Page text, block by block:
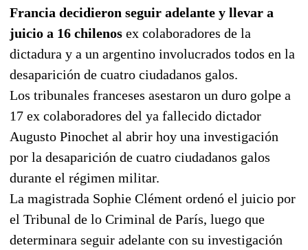
Francia decidieron seguir adelante y llevar a
juicio a 16 chilenos ex colaboradores de la
dictadura y a un argentino involucrados todos en la
desaparición de cuatro ciudadanos galos.
Los tribunales franceses asestaron un duro golpe a
17 ex colaboradores del ya fallecido dictador
Augusto Pinochet al abrir hoy una investigación
por la desaparición de cuatro ciudadanos galos
durante el régimen militar.
La magistrada Sophie Clément ordenó el juicio por
el Tribunal de lo Criminal de París, luego que
determinara seguir adelante con su investigación